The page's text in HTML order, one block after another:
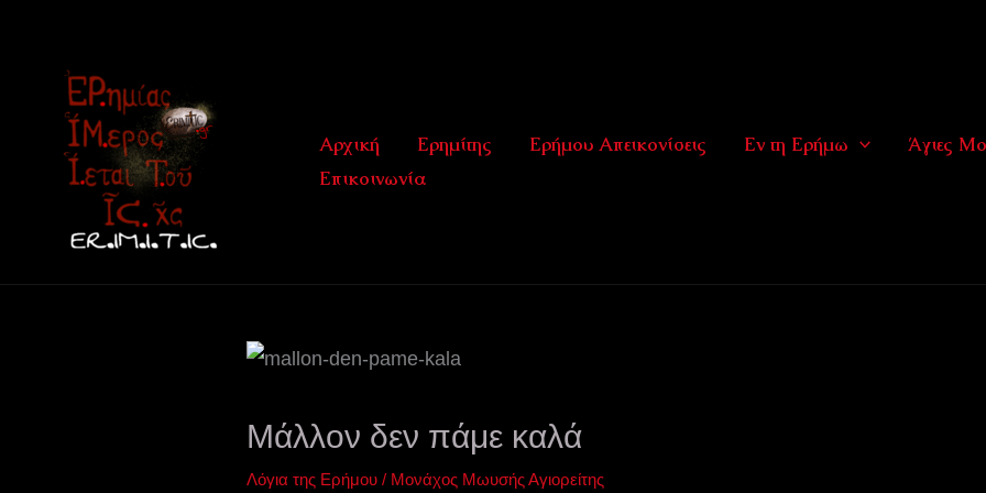
περιεχόμενο
Αρχική Ερημίτης Ερήμου Απεικονίσεις Εν τη Ερήμω Άγιες
Επικοινωνία
Μάλλον δεν πάμε καλά
Λόγια της Ερήμου/ Μονάχος Μωυσής Αγιορείτης